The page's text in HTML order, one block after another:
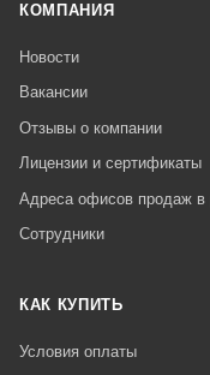
КОМПАНИЯ
Новости
Вакансии
Отзывы о компании
Лицензии и сертификаты
Адреса офисов продаж в
Сотрудники
КАК КУПИТЬ
Условия оплаты